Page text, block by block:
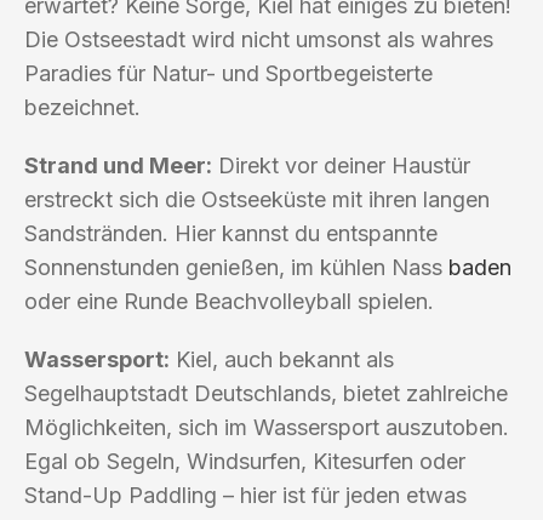
erwartet? Keine Sorge, Kiel hat einiges zu bieten!
Die Ostseestadt wird nicht umsonst als wahres
Paradies für Natur- und Sportbegeisterte
bezeichnet.
Strand und Meer: Direkt vor deiner Haustür
erstreckt sich die Ostseeküste mit ihren langen
Sandstränden. Hier kannst du entspannte
Sonnenstunden genießen, im kühlen Nass baden
oder eine Runde Beachvolleyball spielen.
Wassersport: Kiel, auch bekannt als
Segelhauptstadt Deutschlands, bietet zahlreiche
Möglichkeiten, sich im Wassersport auszutoben.
Egal ob Segeln, Windsurfen, Kitesurfen oder
Stand-Up Paddling – hier ist für jeden etwas